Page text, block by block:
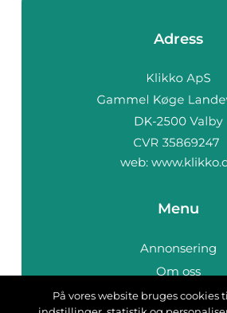
Adress
web:
Menu
Annonsering
Om oss
Cookies
På vores website bruges cookies